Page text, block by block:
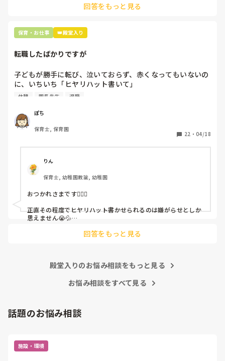
て貰い、主任に報告してます。
回答をもっと見る
保育・お仕事 👑殿堂入り
転職したばかりですが
子どもが勝手に転び、泣いておらず、赤くなってもいないの
に、いちいち「ヒヤリハット書いて」
と書かされ
（そう言う本人は書かない）
しかも、上司に↑この内容でも
ちゃんと考えて対策を練って書き込むようにと。
呼ばれて一緒に対策を考えさせられること多数
これだけで30〜40分拘束されて辛いです
皆さんの園はどうですか?
休憩 園長先生 退職
ぽち
保育士, 保育園
22 ・ 04/18
りん
保育士, 幼稚園教諭, 幼稚園
おつかれさまです🙇🏻‍♀️
正直その程度でヒヤリハット書かせられるのは嫌がらせとしか
思えません😭💦
回答をもっと見る
殿堂入りのお悩み相談をもっと見る
お悩み相談をすべて見る
話題のお悩み相談
施設・環境